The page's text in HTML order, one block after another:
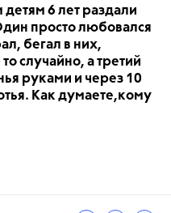
детям 6 лет раздали
просто любовался
бегал в них,
случайно, а третий
руками и через 10
Как думаете,кому